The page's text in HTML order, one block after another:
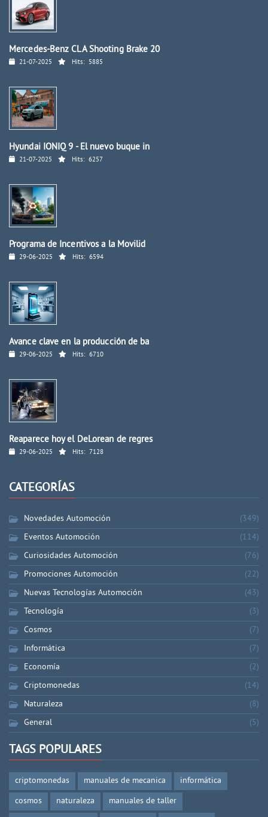
Mercedes-Benz CLA Shooting Brake 20
21-07-2025 Hits: 5885
Hyundai IONIQ 9 - El nuevo buque in
21-07-2025 Hits: 6257
Programa de Incentivos a la Movilid
29-06-2025 Hits: 6594
Avance clave en la producción de ba
29-06-2025 Hits: 6710
Reaparece hoy el DeLorean de regres
29-06-2025 Hits: 7128
CATEGORÍAS
Novedades Automoción
(349)
Eventos Automoción
(114)
Curiosidades Automoción
(76)
Promociones Automoción
(22)
Nuevas Tecnologías Automoción
(43)
Tecnología
(3)
Cosmos
(7)
Informática
(7)
Economía
(2)
Criptomonedas
(14)
Naturaleza
(8)
General
(5)
TAGS POPULARES
criptomonedas manuales de mecanica
informática
cosmos
naturaleza
manuales de taller